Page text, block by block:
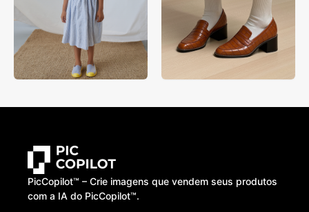
PicCopilot™️ – Crie imagens que vendem seus produtos
com a IA do PicCopilot™️.